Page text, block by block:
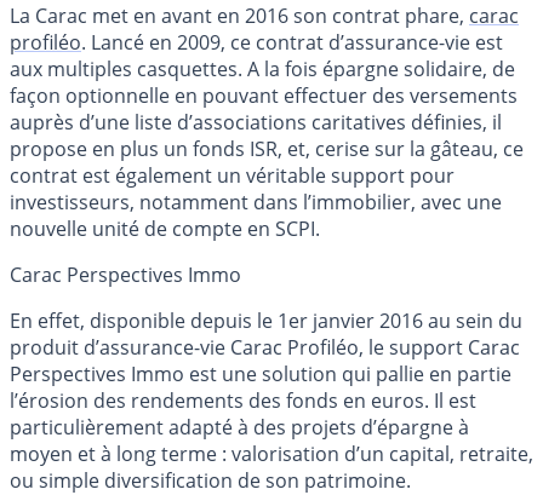
La Carac met en avant en 2016 son contrat phare, carac
profiléo. Lancé en 2009, ce contrat d’assurance-vie est
aux multiples casquettes. A la fois épargne solidaire, de
façon optionnelle en pouvant effectuer des versements
auprès d’une liste d’associations caritatives définies, il
propose en plus un fonds ISR, et, cerise sur la gâteau, ce
contrat est également un véritable support pour
investisseurs, notamment dans l’immobilier, avec une
nouvelle unité de compte en SCPI.
Carac Perspectives Immo
En effet, disponible depuis le 1er janvier 2016 au sein du
produit d’assurance-vie Carac Profiléo, le support Carac
Perspectives Immo est une solution qui pallie en partie
l’érosion des rendements des fonds en euros. Il est
particulièrement adapté à des projets d’épargne à
moyen et à long terme : valorisation d’un capital, retraite,
ou simple diversification de son patrimoine.